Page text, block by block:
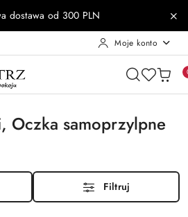
dostawa od 300 PLN
Moje konto
Oczka samoprzylpne
Filtruj